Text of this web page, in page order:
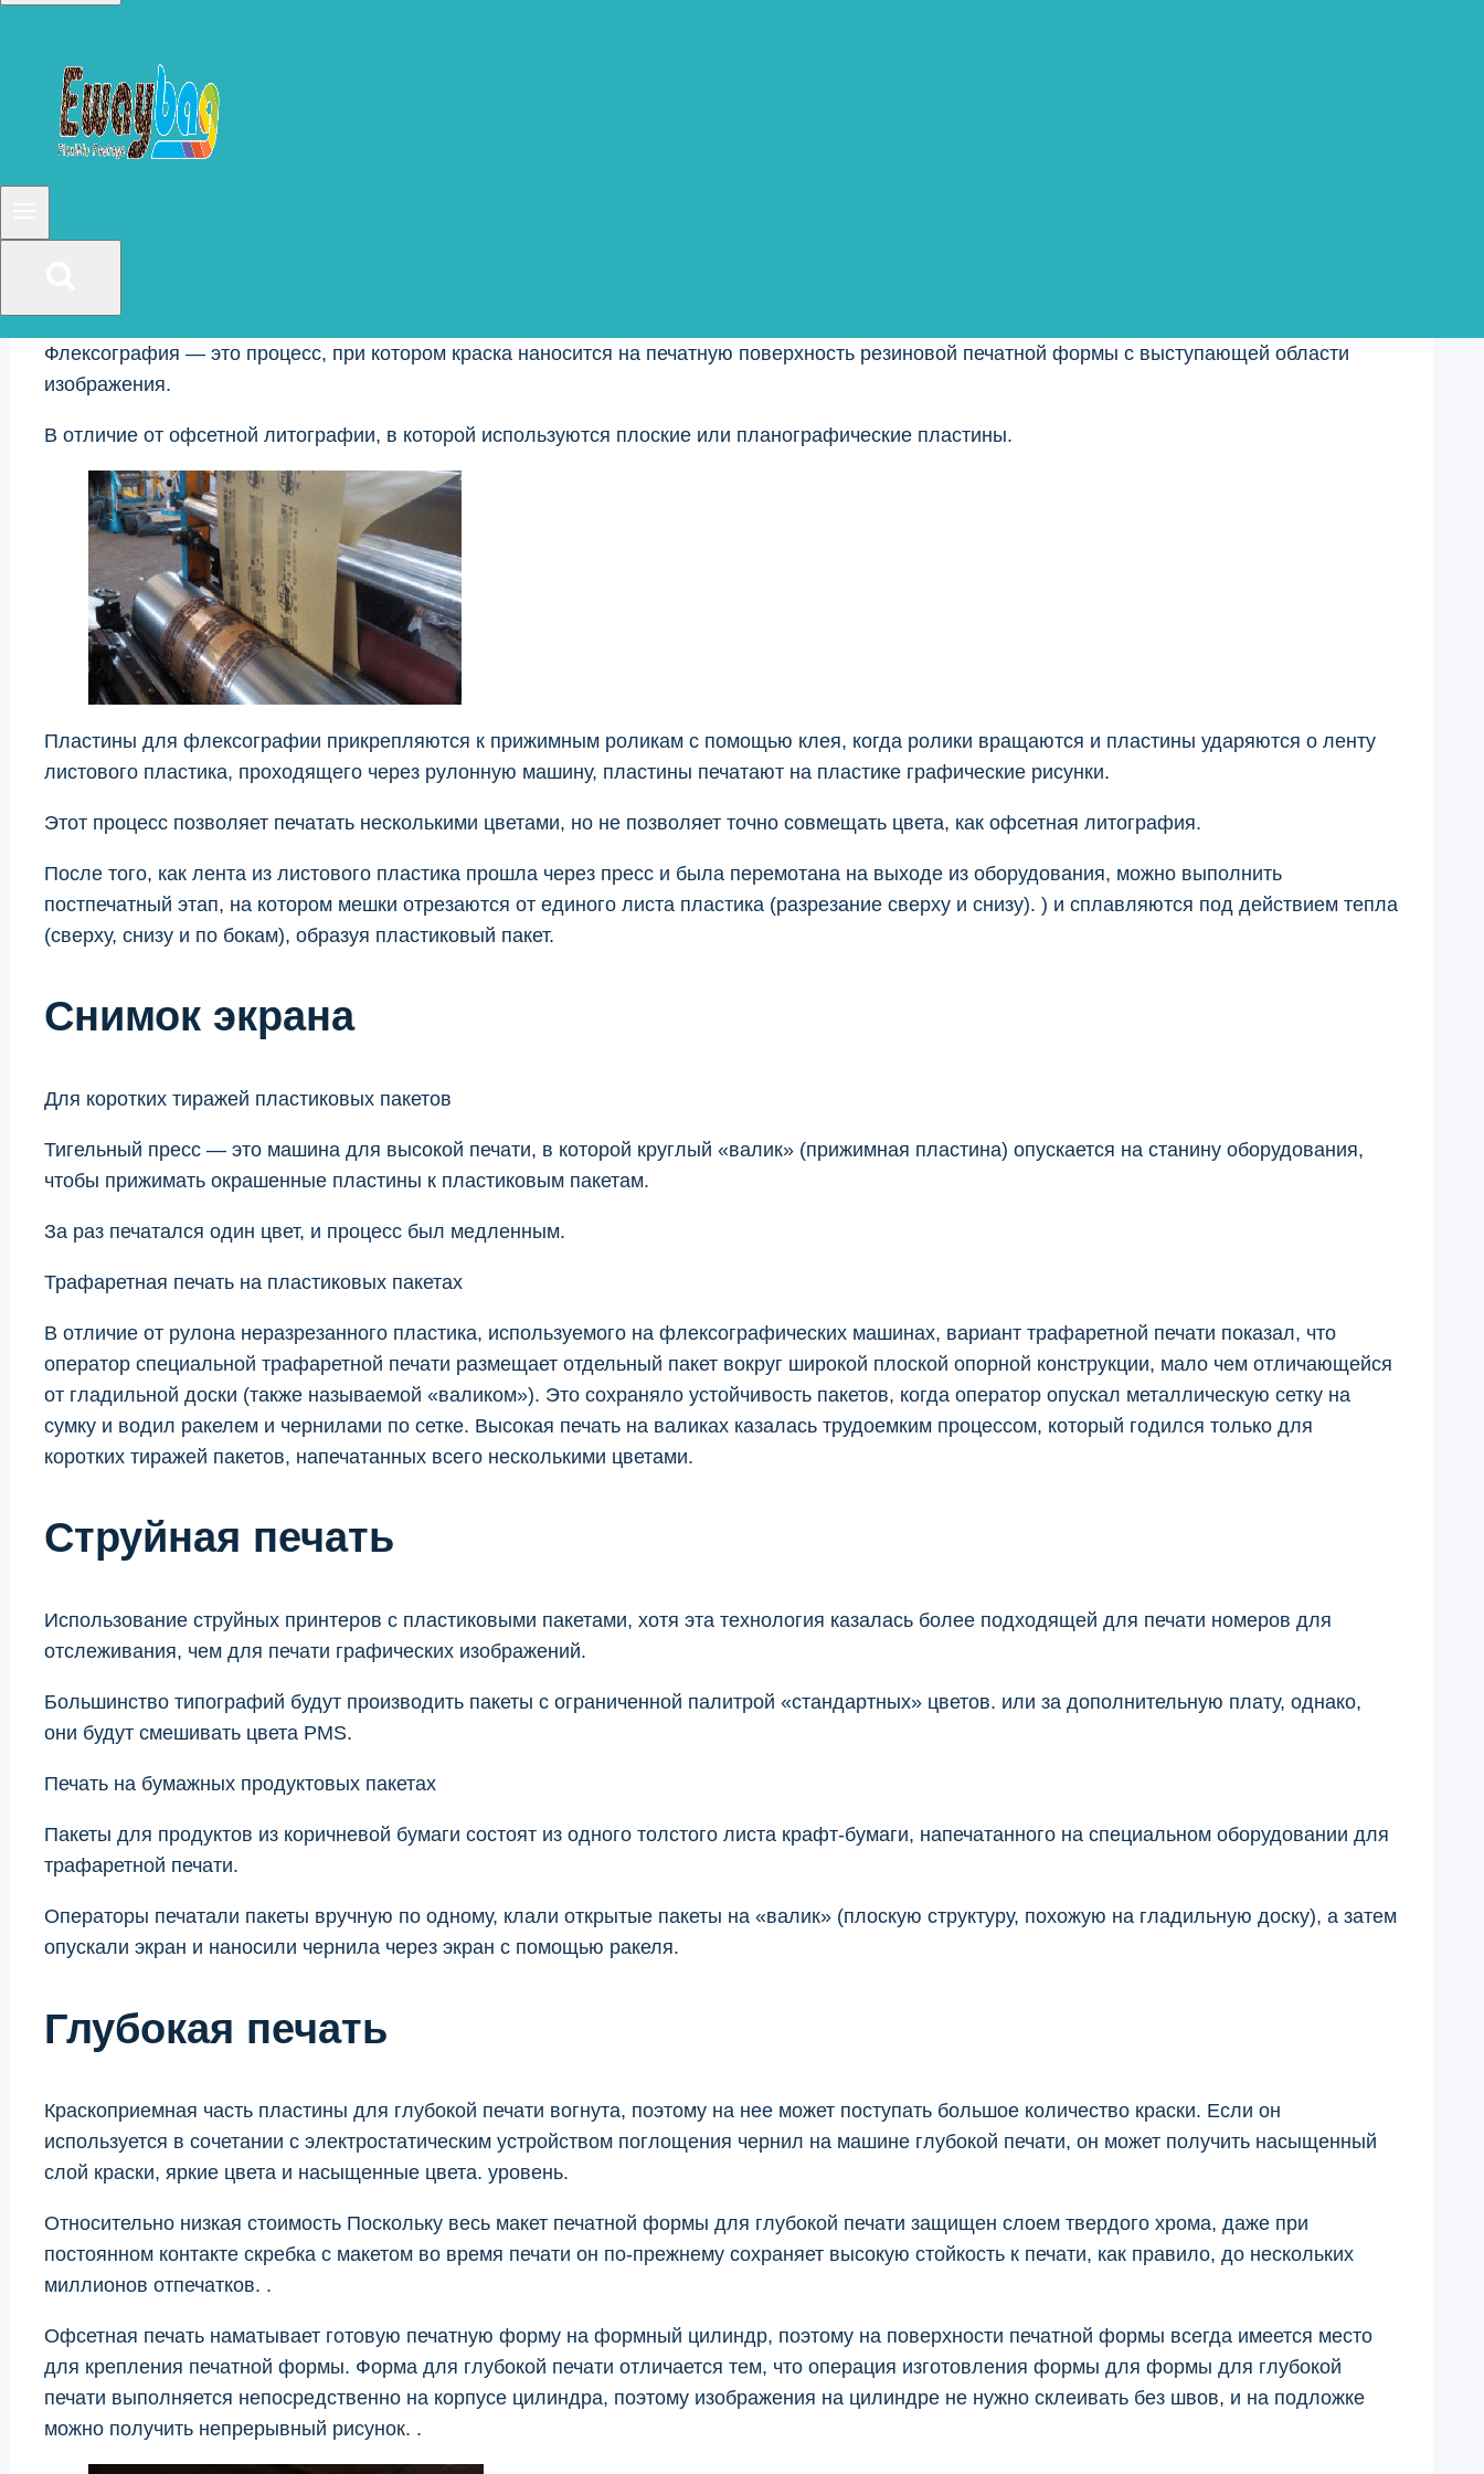
Флексографическая печать
По большей части полиэтиленовые пакеты печатались по-разному в зависимости от размера тиража.
Для более длинных тиражей более экономичная техника включала большой рулонный пресс.
Рулон пластика (состоящий из двух листов, один поверх другого) удерживается прессом в натяжении, когда пластиковый лист проходит через
Флексография — это процесс, при котором краска наносится на печатную поверхность резиновой печатной формы с выступающей области
изображения.
В отличие от офсетной литографии, в которой используются плоские или планографические пластины.
Пластины для флексографии прикрепляются к прижимным роликам с помощью клея, когда ролики вращаются и пластины ударяются о ленту
листового пластика, проходящего через рулонную машину, пластины печатают на пластике графические рисунки.
Этот процесс позволяет печатать несколькими цветами, но не позволяет точно совмещать цвета, как офсетная литография.
После того, как лента из листового пластика прошла через пресс и была перемотана на выходе из оборудования, можно выполнить
постпечатный этап, на котором мешки отрезаются от единого листа пластика (разрезание сверху и снизу). ) и сплавляются под действием тепла
(сверху, снизу и по бокам), образуя пластиковый пакет.
Снимок экрана
Для коротких тиражей пластиковых пакетов
Тигельный пресс — это машина для высокой печати, в которой круглый «валик» (прижимная пластина) опускается на станину оборудования,
чтобы прижимать окрашенные пластины к пластиковым пакетам.
За раз печатался один цвет, и процесс был медленным.
Трафаретная печать на пластиковых пакетах
В отличие от рулона неразрезанного пластика, используемого на флексографических машинах, вариант трафаретной печати показал, что
оператор специальной трафаретной печати размещает отдельный пакет вокруг широкой плоской опорной конструкции, мало чем отличающейся
от гладильной доски (также называемой «валиком»). Это сохраняло устойчивость пакетов, когда оператор опускал металлическую сетку на
сумку и водил ракелем и чернилами по сетке. Высокая печать на валиках казалась трудоемким процессом, который годился только для
коротких тиражей пакетов, напечатанных всего несколькими цветами.
Струйная печать
Использование струйных принтеров с пластиковыми пакетами, хотя эта технология казалась более подходящей для печати номеров для
отслеживания, чем для печати графических изображений.
Большинство типографий будут производить пакеты с ограниченной палитрой «стандартных» цветов. или за дополнительную плату, однако,
они будут смешивать цвета PMS.
Печать на бумажных продуктовых пакетах
Пакеты для продуктов из коричневой бумаги состоят из одного толстого листа крафт-бумаги, напечатанного на специальном оборудовании для
трафаретной печати.
Операторы печатали пакеты вручную по одному, клали открытые пакеты на «валик» (плоскую структуру, похожую на гладильную доску), а затем
опускали экран и наносили чернила через экран с помощью ракеля.
Глубокая печать
Краскоприемная часть пластины для глубокой печати вогнута, поэтому на нее может поступать большое количество краски. Если он
используется в сочетании с электростатическим устройством поглощения чернил на машине глубокой печати, он может получить насыщенный
слой краски, яркие цвета и насыщенные цвета. уровень.
Относительно низкая стоимость Поскольку весь макет печатной формы для глубокой печати защищен слоем твердого хрома, даже при
постоянном контакте скребка с макетом во время печати он по-прежнему сохраняет высокую стойкость к печати, как правило, до нескольких
миллионов отпечатков. .
Офсетная печать наматывает готовую печатную форму на формный цилиндр, поэтому на поверхности печатной формы всегда имеется место
для крепления печатной формы. Форма для глубокой печати отличается тем, что операция изготовления формы для формы для глубокой
печати выполняется непосредственно на корпусе цилиндра, поэтому изображения на цилиндре не нужно склеивать без швов, и на подложке
можно получить непрерывный рисунок. .